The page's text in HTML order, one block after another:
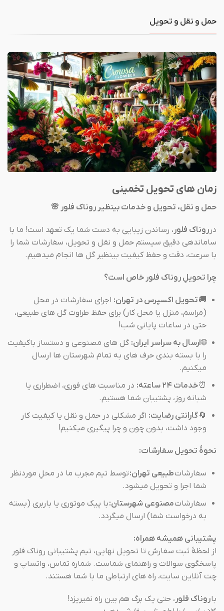
حمل و نقل و تحویل
زمان های تحویل تخمینی
حمل و نقل، تحویل و خدمات بینظیر روناک فلور 🌸
در روناک فلور ، رساندن زیبایی به دست شما یک تعهد است! ما با
ساماندهی دقیق سیستم حمل و نقل و تحویل، سفارشات شما را
با سرعت، دقت و حفظ کیفیت بینظیر گل ها انجام میدهیم.
چرا تحویلِ روناک فلور خاص است؟
🚚تحویل اکسپرس در تهران: اجرای سفارشات در محل
(مراسم، منزل یا محل کار) برای حفظ طراوت گل های طبیعی،
حتی در ساعات پایانی شب!
🌐ارسال به سراسر ایران: گل های مصنوعی و دستساز باکیفیت
را با بسته بندی حرف های به تمام شهرستان ها ارسال
میکنیم.
⏰خدمات ۲۴ ساعته:
در مناسبت های فوری، اضطراری یا
شبانه روز، پشتیبان شما هستیم.
🔄گارانتی رضایت: اگر مشکلی در حمل و نقل یا کیفیت کار
وجود داشت، بدون چون و چرا پیگیری میکنیم!
نحوهٔ تحویل سفارشات:
سفارشاتطبیعی تهران:توسط تیم مجرب ما در محلِ موردنظر
شما اجرا و تحویل میشود.
سفارشاتمصنوعی شهرستان:با پیک موتوری یا باربری (بسته
به درخواست شما) ارسال میگردد.
پشتیبانی همیشه همراه:
از لحظهٔ ثبت سفارش تا تحویل نهایی، تیم پشتیبانی روناک فلور
پاسخگوی سوالات و راهنمای شماست. شماره تماس، واتساپ و
چت آنلاین سایت، راه های ارتباطی ما با شما هستند.
باروناک فلور ، حتی یک برگ هم بین راه نمیریزد!